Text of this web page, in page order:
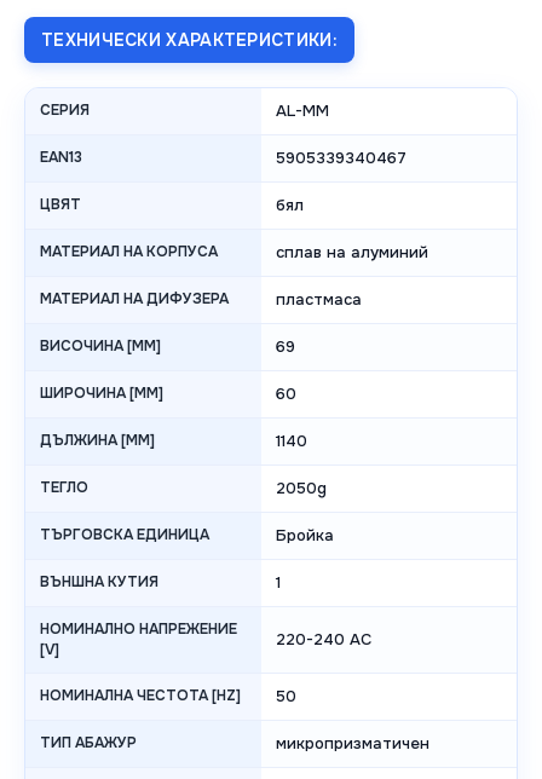
ТЕХНИЧЕСКИ ХАРАКТЕРИСТИКИ:
СЕРИЯ AL-MM
EAN13 5905339340467
ЦВЯТ бял
МАТЕРИАЛ НА КОРПУСА сплав на алуминий
МАТЕРИАЛ НА ДИФУЗЕРА пластмаса
ВИСОЧИНА [MM] 69
ШИРОЧИНА [MM] 60
ДЪЛЖИНА [MM] 1140
ТЕГЛО 2050g
ТЪРГОВСКА ЕДИНИЦА Бройка
ВЪНШНА КУТИЯ 1
НОМИНАЛНО НАПРЕЖЕНИЕ
[V]
220-240 AC
НОМИНАЛНА ЧЕСТОТА [HZ] 50
ТИП АБАЖУР микропризматичен